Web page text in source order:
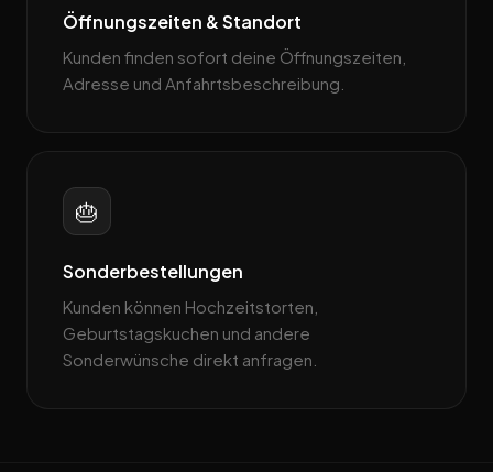
Öffnungszeiten & Standort
Kunden finden sofort deine Öffnungszeiten,
Adresse und Anfahrtsbeschreibung.
🎂
Sonderbestellungen
Kunden können Hochzeitstorten,
Geburtstagskuchen und andere
Sonderwünsche direkt anfragen.